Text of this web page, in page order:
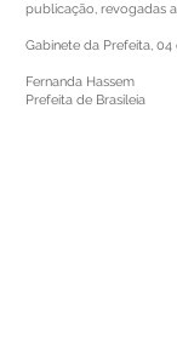
publicação, revogadas
Gabinete da Prefeita, 04
Fernanda Hassem
Prefeita de Brasileia